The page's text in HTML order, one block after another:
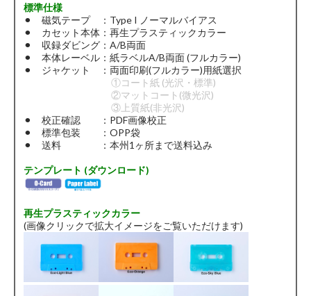
標準仕様
⚫︎ 磁気テープ ：Type I ノーマルバイアス
⚫︎ カセット本体：再生プラスティックカラー
⚫︎ 収録ダビング：A/B両面
⚫︎ 本体レーベル：紙ラベルA/B両面 (フルカラー)
⚫︎ ジャケット ：両面印刷(フルカラー)用紙選択
①コート紙 (光沢・標準)
②マットコート(微光沢)
③上質紙(非光沢)
⚫︎ 校正確認 ：PDF画像校正
⚫︎ 標準包装 ：OPP袋
⚫︎ 送料 ：本州1ヶ所まで送料込み
テンプレート (ダウンロード)
再生プラスティックカラー
(画像クリックで拡大イメージをご覧いただけます)